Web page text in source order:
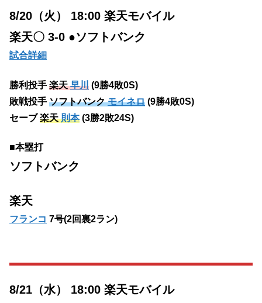
8/20（火） 18:00 楽天モバイル
楽天〇 3-0 ●ソフトバンク
試合詳細
勝利投手 楽天早川 (9勝4敗0S)
敗戦投手 ソフトバンクモイネロ (9勝4敗0S)
セーブ楽天則本(3勝2敗24S)
■本塁打
ソフトバンク
楽天
フランコ 7号(2回裏2ラン)
8/21（水） 18:00 楽天モバイル